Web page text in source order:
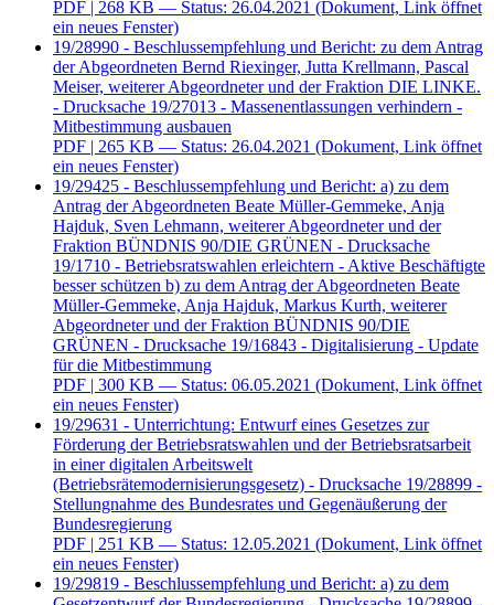
PDF | 268 KB — Status: 26.04.2021 (Dokument, Link öffnet
ein neues Fenster)
19/28990 - Beschlussempfehlung und Bericht: zu dem Antrag
der Abgeordneten Bernd Riexinger, Jutta Krellmann, Pascal
Meiser, weiterer Abgeordneter und der Fraktion DIE LINKE.
- Drucksache 19/27013 - Massenentlassungen verhindern -
Mitbestimmung ausbauen
PDF | 265 KB — Status: 26.04.2021 (Dokument, Link öffnet
ein neues Fenster)
19/29425 - Beschlussempfehlung und Bericht: a) zu dem
Antrag der Abgeordneten Beate Müller-Gemmeke, Anja
Hajduk, Sven Lehmann, weiterer Abgeordneter und der
Fraktion BÜNDNIS 90/DIE GRÜNEN - Drucksache
19/1710 - Betriebsratswahlen erleichtern - Aktive Beschäftigte
besser schützen b) zu dem Antrag der Abgeordneten Beate
Müller-Gemmeke, Anja Hajduk, Markus Kurth, weiterer
Abgeordneter und der Fraktion BÜNDNIS 90/DIE
GRÜNEN - Drucksache 19/16843 - Digitalisierung - Update
für die Mitbestimmung
PDF | 300 KB — Status: 06.05.2021 (Dokument, Link öffnet
ein neues Fenster)
19/29631 - Unterrichtung: Entwurf eines Gesetzes zur
Förderung der Betriebsratswahlen und der Betriebsratsarbeit
in einer digitalen Arbeitswelt
(Betriebsrätemodernisierungsgesetz) - Drucksache 19/28899 -
Stellungnahme des Bundesrates und Gegenäußerung der
Bundesregierung
PDF | 251 KB — Status: 12.05.2021 (Dokument, Link öffnet
ein neues Fenster)
19/29819 - Beschlussempfehlung und Bericht: a) zu dem